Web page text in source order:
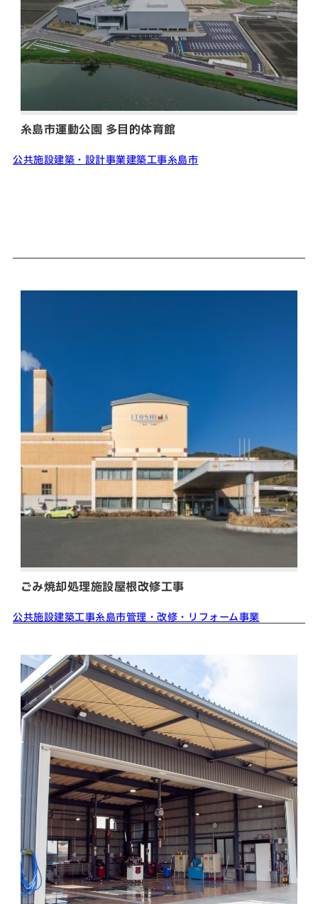
糸島市運動公園 多目的体育館
公共施設建築・設計事業建築工事糸島市
ごみ焼却処理施設屋根改修工事
公共施設建築工事糸島市管理・改修・リフォーム事業